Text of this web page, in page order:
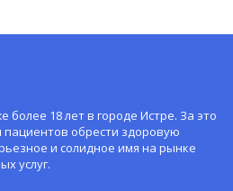
18 лет в городе Истре. За это
обрести здоровую
и солидное имя на рынке
услуг.